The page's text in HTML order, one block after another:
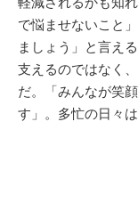
で悩ませないこと
ましょう」と言え
支えるのではなく
だ。「みんなが笑
す」。多忙の日々